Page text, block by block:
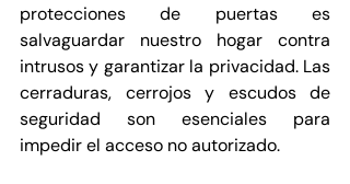
protecciones de puertas es
salvaguardar nuestro hogar contra
intrusos y garantizar la privacidad. Las
cerraduras, cerrojos y escudos de
seguridad son esenciales para
impedir el acceso no autorizado.